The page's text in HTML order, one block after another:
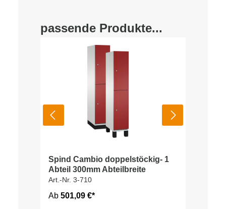
passende Produkte...
Spind Cambio doppelstöckig- 1
Abteil 300mm Abteilbreite
Art.-Nr. 3-710
Ab 501,09 €*